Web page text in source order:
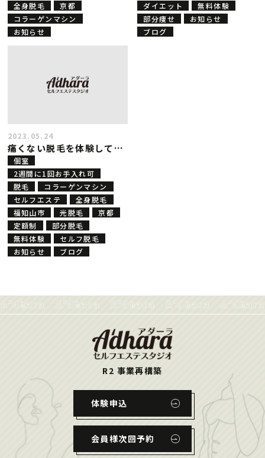
全身脱毛
京都
コラーゲンマシン
お知らせ
ダイエット
無料体験
部分痩せ
お知らせ
ブログ
2023.05.24
痛くない脱毛を体験してみませんか？
個室
2週間に1回お手入れ可
脱毛
コラーゲンマシン
セルフエステ
全身脱毛
福知山市
光脱毛
京都
定額制
部分脱毛
無料体験
セルフ脱毛
お知らせ
ブログ
R2 事業再構築
体験申込
会員様次回予約